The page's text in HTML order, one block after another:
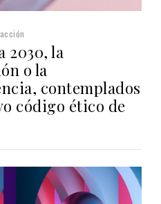
2030, la
o la
contemplados
código ético de